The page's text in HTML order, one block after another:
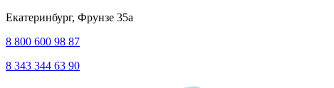
Екатеринбург, Фрунзе 35а
8 800 600 98 87
8 343 344 63 90